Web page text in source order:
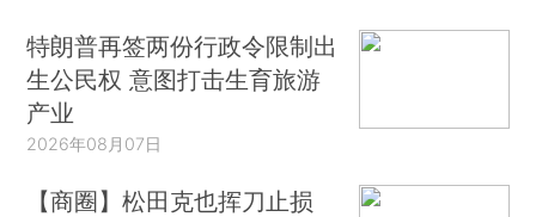
特朗普再签两份行政令限制出
生公民权 意图打击生育旅游
产业
2026年08月07日
【商圈】松田克也挥刀止损